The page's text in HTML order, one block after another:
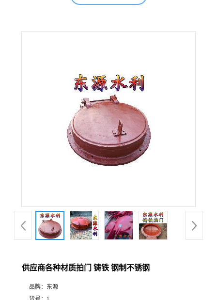
供应商各种材质拍门 铸铁 钢制不锈钢
品牌： 东源